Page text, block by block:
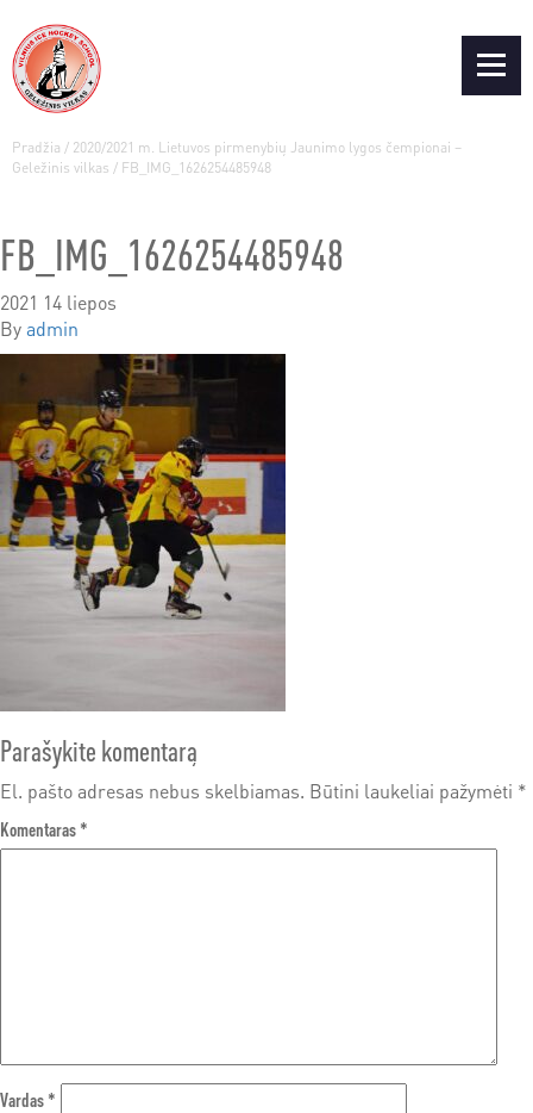
Pradžia / 2020/2021 m. Lietuvos pirmenybių Jaunimo lygos čempionai –
Geležinis vilkas / FB_IMG_1626254485948
FB_IMG_1626254485948
2021 14 liepos
Byadmin
Parašykite komentarą
El. pašto adresas nebus skelbiamas. Būtini laukeliai pažymėti *
Komentaras*
Vardas*